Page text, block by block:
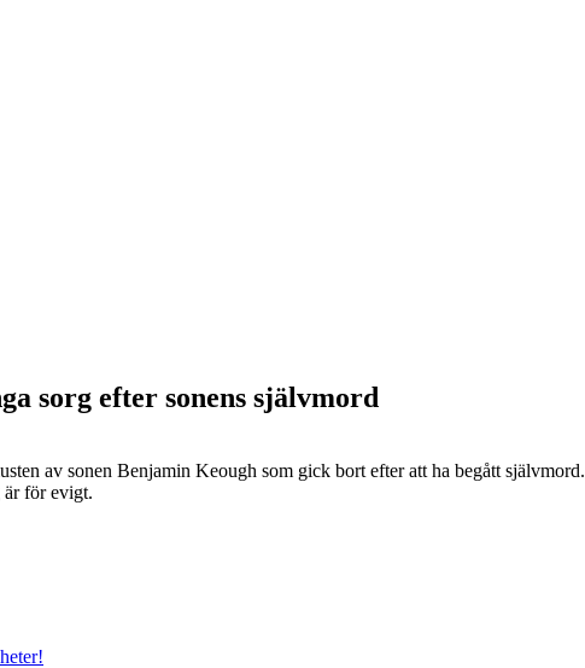
sorg efter sonens självmord
av sonen Benjamin Keough som gick bort efter att ha begått självmord.
är för evigt.